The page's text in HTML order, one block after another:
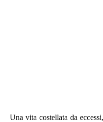
Una vita costellata da